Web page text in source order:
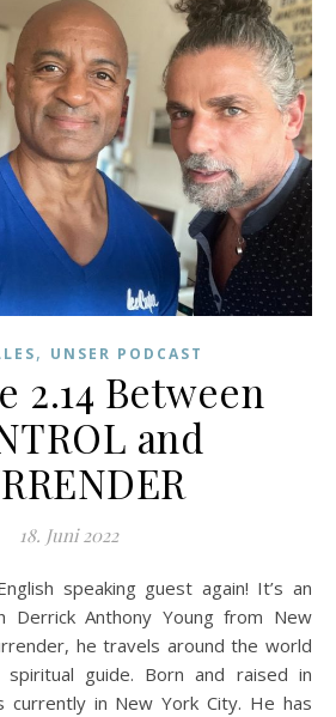
, UNSER PODCAST
2.14 Between
and
18. Juni 2022
Derrick Anthony Young from New
he travels around the world
guide. Born and raised in
currently in New York City. He has